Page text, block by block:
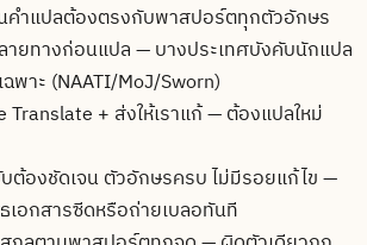
คำแปลต้องตรงกับพาสปอร์ตทุกตัวอักษร
ายทางก่อนแปล — บางประเทศบังคับนักแปล
พาะ (NAATI/MoJ/Sworn)
Translate + ส่งให้เราแก้ — ต้องแปลใหม่
ต้องชัดเจน ตัวอักษรครบ ไม่มีรอยแก้ไข —
เอกสารซีดหรือถ่ายเบลอทันที